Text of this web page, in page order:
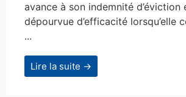
avance à son indemnité d’éviction
dépourvue d’efficacité lorsqu’elle
...
Lire la suite →